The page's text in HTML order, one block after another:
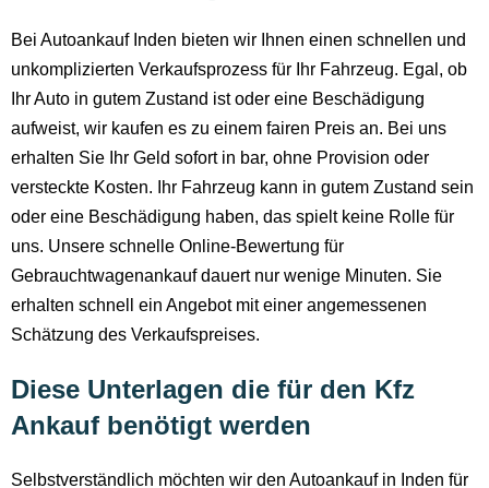
Bei Autoankauf Inden bieten wir Ihnen einen schnellen und
unkomplizierten Verkaufsprozess für Ihr Fahrzeug. Egal, ob
Ihr Auto in gutem Zustand ist oder eine Beschädigung
aufweist, wir kaufen es zu einem fairen Preis an. Bei uns
erhalten Sie Ihr Geld sofort in bar, ohne Provision oder
versteckte Kosten. Ihr Fahrzeug kann in gutem Zustand sein
oder eine Beschädigung haben, das spielt keine Rolle für
uns. Unsere schnelle Online-Bewertung für
Gebrauchtwagenankauf dauert nur wenige Minuten. Sie
erhalten schnell ein Angebot mit einer angemessenen
Schätzung des Verkaufspreises.
Diese Unterlagen die für den Kfz
Ankauf benötigt werden
Selbstverständlich möchten wir den Autoankauf in Inden für